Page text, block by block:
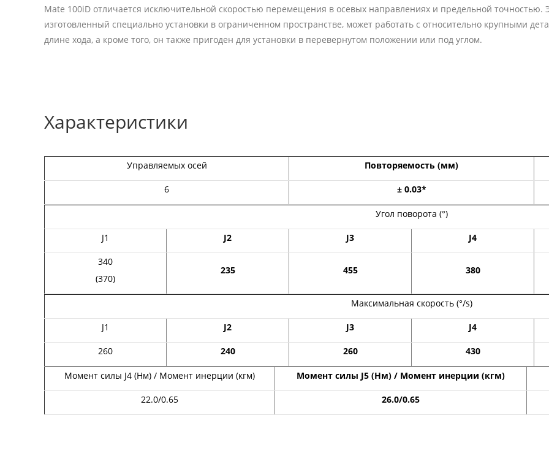
Mate 100iD отличается исключительной скоростью перемещения в осевых направлениях и предельной точностью.
изготовленный специально установки в ограниченном пространстве, может работать с относительно крупными
длине хода, а кроме того, он также пригоден для установки в перевернутом положении или под углом.
Характеристики
Управляемых осей Повторяемость (мм)
6 ± 0.03*
Угол поворота (°)
J1 J2 J3 J4
340
(370)
235 455 380
Максимальная скорость (°/s)
J1 J2 J3 J4
260 240 260 430
Момент силы J4 (Нм) / Момент инерции (кгм) Момент силы J5 (Нм) / Момент инерции (кгм)
22.0/0.65 26.0/0.65